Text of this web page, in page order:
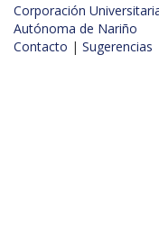
Corporación
Autónoma de Nariño
Contacto | Sugerencias